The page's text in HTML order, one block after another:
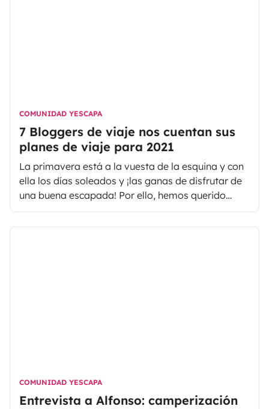
COMUNIDAD YESCAPA
7 Bloggers de viaje nos cuentan sus
planes de viaje para 2021
La primavera está a la vuesta de la esquina y con
ella los días soleados y ¡las ganas de disfrutar de
una buena escapada! Por ello, hemos querido
contactar con algunos de nuestros compañeros de
viaje para que nos cuenten cúal será su próximo
COMUNIDAD YESCAPA
Entrevista a Alfonso: camperización